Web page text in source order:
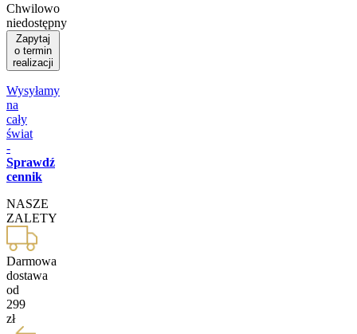
Chwilowo
niedostępny
Zapytaj
o termin
realizacji
Wysyłamy
na
cały
świat
-
Sprawdź
cennik
NASZE
ZALETY
Darmowa
dostawa
od
299
zł